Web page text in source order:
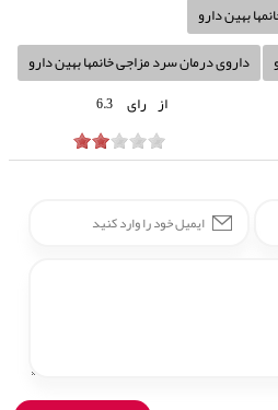
بهین دارو
داروی درمان سرد مزاجی خانمها بهین دارو
از رای 6.3